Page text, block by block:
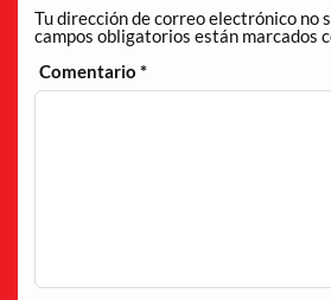
Tu dirección de correo electrónico no
campos obligatorios están marcados
Comentario*